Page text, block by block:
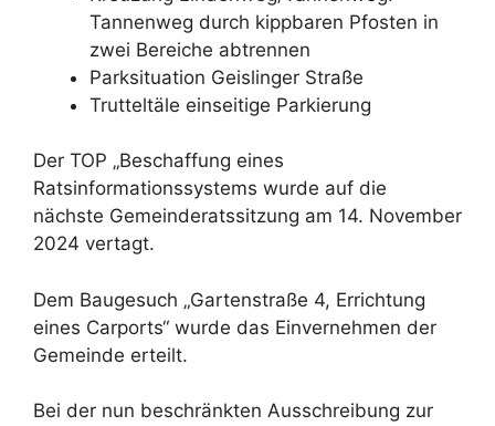
Tannenweg durch kippbaren Pfosten in
zwei Bereiche abtrennen
Parksituation Geislinger Straße
Trutteltäle einseitige Parkierung
Der TOP „Beschaffung eines
Ratsinformationssystems wurde auf die
nächste Gemeinderatssitzung am 14. November
2024 vertagt.
Dem Baugesuch „Gartenstraße 4, Errichtung
eines Carports“ wurde das Einvernehmen der
Gemeinde erteilt.
Bei der nun beschränkten Ausschreibung zur